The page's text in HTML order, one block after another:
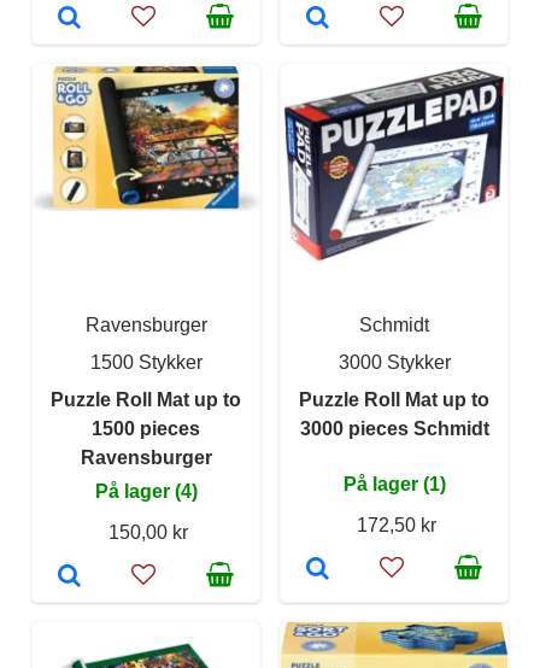
Ravensburger
1500 Stykker
Puzzle Roll Mat up to
1500 pieces
Ravensburger
På lager (4)
150,00 kr
Schmidt
3000 Stykker
Puzzle Roll Mat up to
3000 pieces Schmidt
På lager (1)
172,50 kr